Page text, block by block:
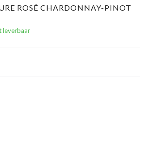
ROSÉ CHARDONNAY-PINOT
leverbaar